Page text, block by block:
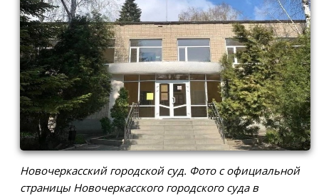
Новочеркасский городской суд. Фото с официальной
страницы Новочеркасского городского суда в